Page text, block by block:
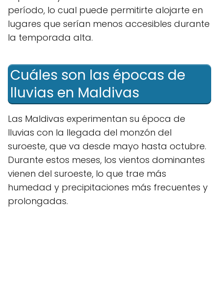
período, lo cual puede permitirte alojarte en
lugares que serían menos accesibles durante
la temporada alta.
Cuáles son las épocas de
lluvias en Maldivas
Las Maldivas experimentan su época de
lluvias con la llegada del monzón del
suroeste, que va desde mayo hasta octubre.
Durante estos meses, los vientos dominantes
vienen del suroeste, lo que trae más
humedad y precipitaciones más frecuentes y
prolongadas.